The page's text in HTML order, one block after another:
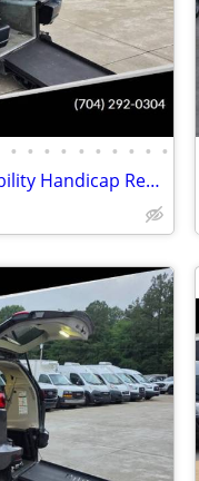
• • • • • • • • • •
2009 Toyota Sienna LE Mobility Handicap Rear Entry Wheelchair Ramp Van